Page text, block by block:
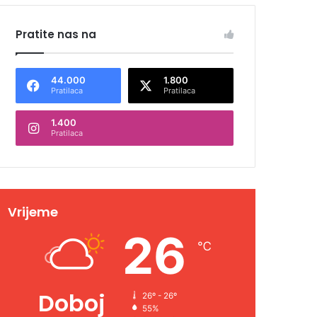
Pratite nas na
44.000
Pratilaca
1.800
Pratilaca
1.400
Pratilaca
Vrijeme
Doboj
26 ℃
26º - 26º
55%